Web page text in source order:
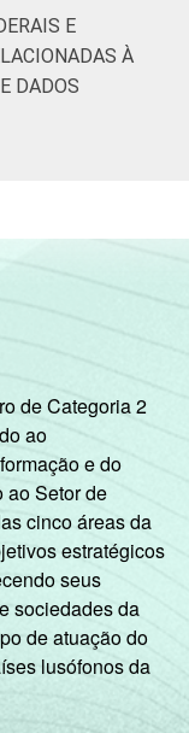
E
À
DADOS
de Categoria 2
ao
e do
ao Setor de
cinco áreas da
estratégicos
seus
sociedades da
de atuação do
lusófonos da